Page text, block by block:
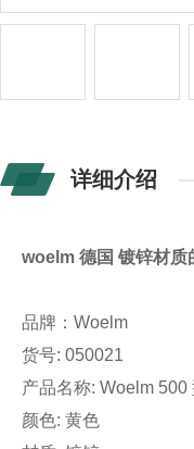
详细介绍
woelm 德国 镀锌材质
品牌：Woelm
货号: 050021
产品名称: Woelm 500
颜色: 黄色